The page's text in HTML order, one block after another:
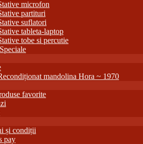
microfon
partituri
suflatori
tableta-laptop
tobe si percutie
mandolina Hora ~ 1970
favorite
și condiții
pay